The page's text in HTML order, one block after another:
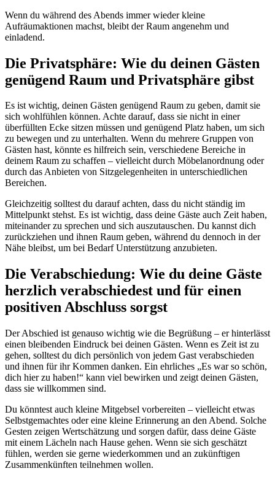
Wenn du während des Abends immer wieder kleine
Aufräumaktionen machst, bleibt der Raum angenehm und
einladend.
Die Privatsphäre: Wie du deinen Gästen
genügend Raum und Privatsphäre gibst
Es ist wichtig, deinen Gästen genügend Raum zu geben, damit sie
sich wohlfühlen können. Achte darauf, dass sie nicht in einer
überfüllten Ecke sitzen müssen und genügend Platz haben, um sich
zu bewegen und zu unterhalten. Wenn du mehrere Gruppen von
Gästen hast, könnte es hilfreich sein, verschiedene Bereiche in
deinem Raum zu schaffen – vielleicht durch Möbelanordnung oder
durch das Anbieten von Sitzgelegenheiten in unterschiedlichen
Bereichen.
Gleichzeitig solltest du darauf achten, dass du nicht ständig im
Mittelpunkt stehst. Es ist wichtig, dass deine Gäste auch Zeit haben,
miteinander zu sprechen und sich auszutauschen. Du kannst dich
zurückziehen und ihnen Raum geben, während du dennoch in der
Nähe bleibst, um bei Bedarf Unterstützung anzubieten.
Die Verabschiedung: Wie du deine Gäste
herzlich verabschiedest und für einen
positiven Abschluss sorgst
Der Abschied ist genauso wichtig wie die Begrüßung – er hinterlässt
einen bleibenden Eindruck bei deinen Gästen. Wenn es Zeit ist zu
gehen, solltest du dich persönlich von jedem Gast verabschieden
und ihnen für ihr Kommen danken. Ein ehrliches „Es war so schön,
dich hier zu haben!“ kann viel bewirken und zeigt deinen Gästen,
dass sie willkommen sind.
Du könntest auch kleine Mitgebsel vorbereiten – vielleicht etwas
Selbstgemachtes oder eine kleine Erinnerung an den Abend. Solche
Gesten zeigen Wertschätzung und sorgen dafür, dass deine Gäste
mit einem Lächeln nach Hause gehen. Wenn sie sich geschätzt
fühlen, werden sie gerne wiederkommen und an zukünftigen
Zusammenkünften teilnehmen wollen.